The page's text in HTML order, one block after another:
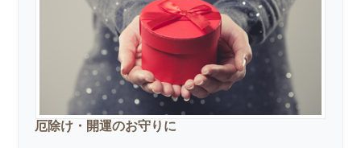
厄除け・開運のお守りに